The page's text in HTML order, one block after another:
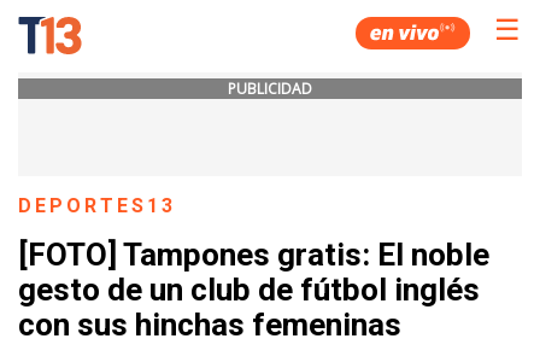
☰
PUBLICIDAD
DEPORTES13
[FOTO] Tampones gratis: El noble
gesto de un club de fútbol inglés
con sus hinchas femeninas